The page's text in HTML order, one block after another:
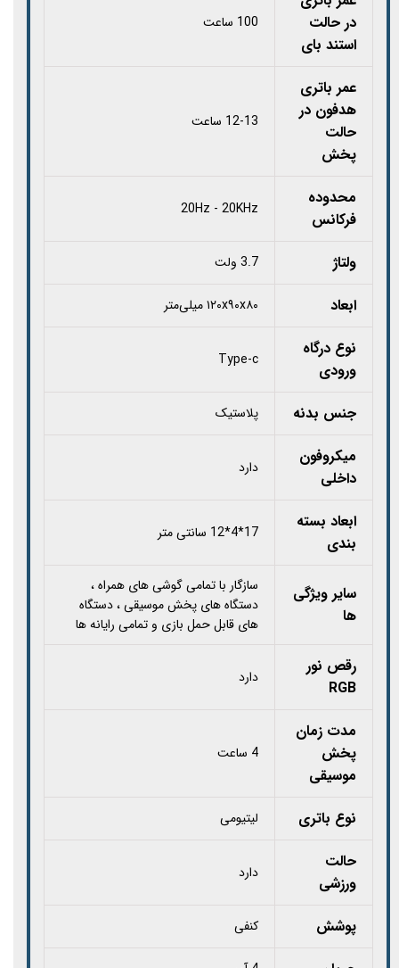
در حالت
استند بای
100 ساعت
عمر باتری
هدفون در
حالت
پخش
12-13 ساعت
محدوده
فرکانس
20Hz - 20KHz
ولتاژ 3.7 ولت
ابعاد ۱۲۰x۹۰x۸۰ میلی‌متر
نوع درگاه
ورودی
Type-c
جنس بدنه پلاستیک
میکروفون
داخلی
دارد
ابعاد بسته
بندی
17*4*12 سانتی متر
سایر ویژگی
ها
سازگار با تمامی گوشی های همراه ،
دستگاه های پخش موسیقی ، دستگاه
های قابل حمل بازی و تمامی رایانه ها
رقص نور
RGB
دارد
مدت زمان
پخش
موسیقی
4 ساعت
نوع باتری لیتیومی
حالت
ورزشی
دارد
پوشش کنفی